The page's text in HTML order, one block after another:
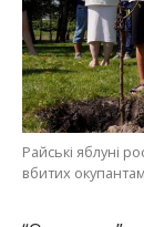
Райські яблуні
вбитих